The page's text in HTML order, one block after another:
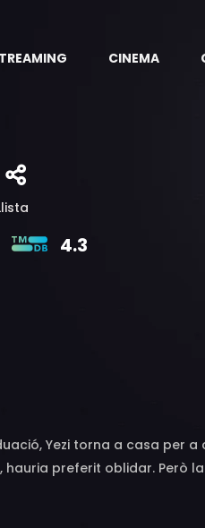
CINEMA
4.3
Yezi torna a casa per
hauria preferit oblidar.
ja no és la d’abans, ni
entre el real i allò imaginat